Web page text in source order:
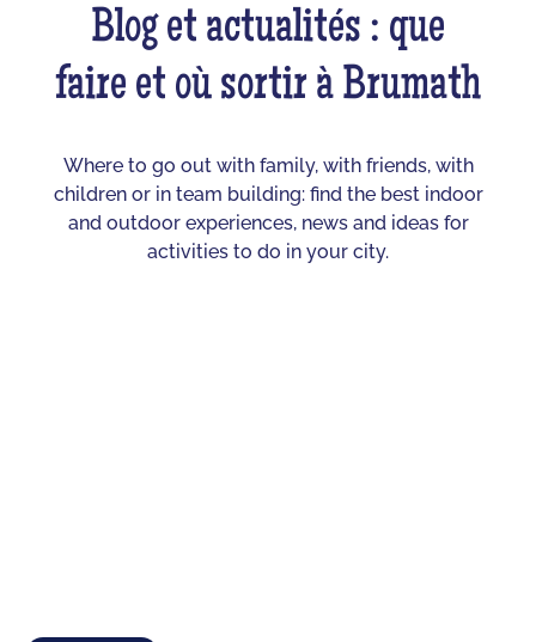
Blog et actualités : que
faire et où sortir à Brumath
Where to go out with family, with friends, with
children or in team building: find the best indoor
and outdoor experiences, news and ideas for
activities to do in your city.